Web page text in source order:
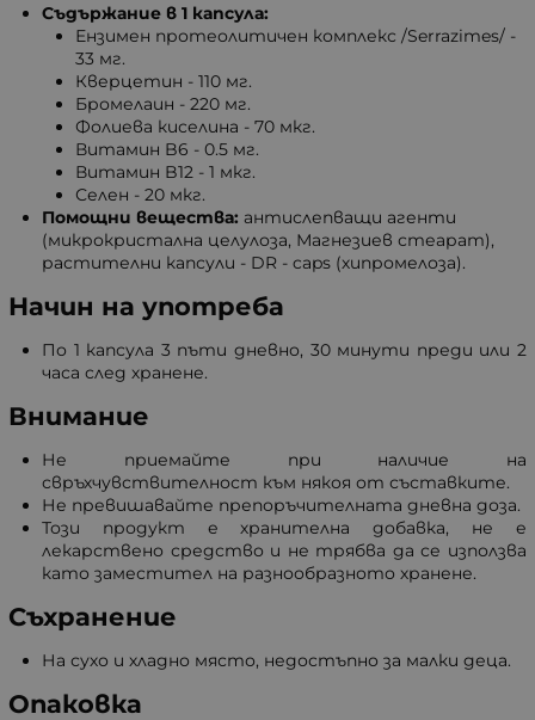
Съдържание в 1 капсула:
Ензимен протеолитичен комплекс /Serrazimes/ -
33 мг.
Кверцетин - 110 мг.
Бромелаин - 220 мг.
Фолиева киселина - 70 мкг.
Витамин B6 - 0.5 мг.
Витамин B12 - 1 мкг.
Селен - 20 мкг.
Помощни вещества: антислепващи агенти
(микрокристална целулоза, Магнезиев стеарат),
растителни капсули - DR - caps (хипромелоза).
Начин на употреба
По 1 капсула 3 пъти дневно, 30 минути преди или 2
часа след хранене.
Внимание
Не приемайте при наличие на
свръхчувствителност към някоя от съставките.
Не превишавайте препоръчителната дневна доза.
Този продукт е хранителна добавка, не е
лекарствено средство и не трябва да се използва
като заместител на разнообразното хранене.
Съхранение
На сухо и хладно място, недостъпно за малки деца.
Опаковка